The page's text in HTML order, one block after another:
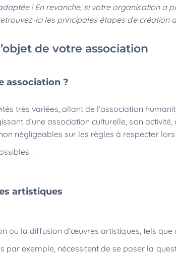
! En revanche, si votre organisation a
ici les principales étapes de création
de votre association
association ?
très variées, allant de l’association
d’une association culturelle, son
négligeables sur les règles à respecter
:
artistiques
ou la diffusion d’œuvres artistiques, tels que
par exemple, nécessitent de se poser la